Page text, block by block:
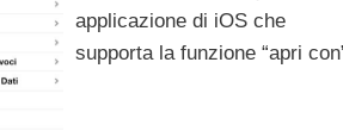
applicazione di iOS che
supporta la funzione “apri